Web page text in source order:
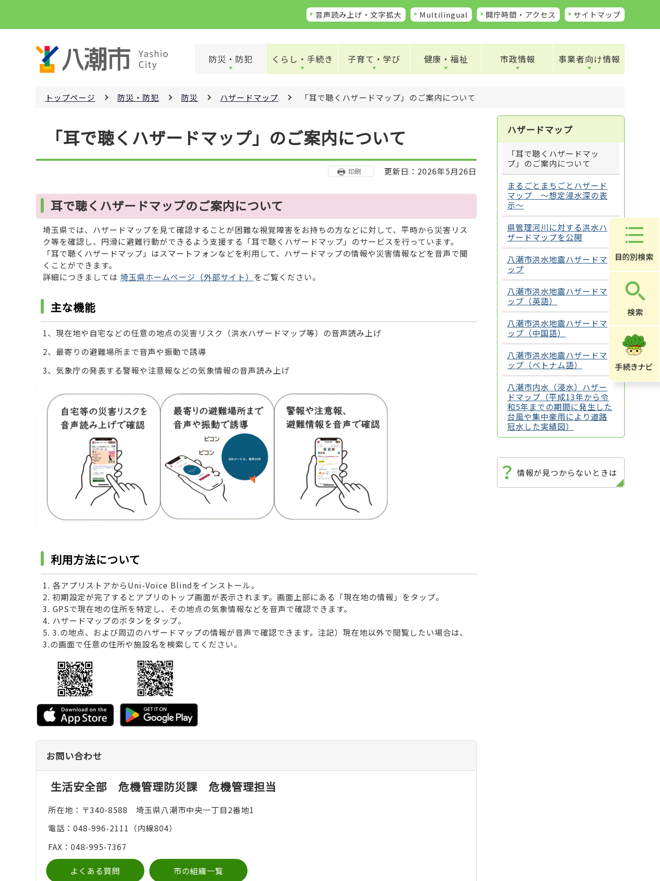
ペ
音声読み上げ・文字拡大 Multilingual 開庁時間・アクセス サイトマップ
防災・防犯 くらし・手続き 子育て・学び 健康・福祉 市政情報 事業者向け情報
トップページ 防災・防犯 防災 ハザードマップ 「耳で聴くハザードマップ」のご案内について
「耳で聴くハザードマップ」のご案内について
印刷 更新日：2026年5月26日
耳で聴くハザードマップのご案内について
埼玉県では、ハザードマップを見て確認することが困難な視覚障害をお持ちの方などに対して、平時から災害リス
ク等を確認し、円滑に避難行動ができるよう支援する「耳で聴くハザードマップ」のサービスを行っています。
「耳で聴くハザードマップ」はスマートフォンなどを利用して、ハザードマップの情報や災害情報などを音声で聞
くことができます。
詳細につきましては 埼玉県ホームページ（外部サイト） をご覧ください。
主な機能
1、現在地や自宅などの任意の地点の災害リスク（洪水ハザードマップ等）の音声読み上げ
2、最寄りの避難場所まで音声や振動で誘導
3、気象庁の発表する警報や注意報などの気象情報の音声読み上げ
利用方法について
1. 各アプリストアからUni-Voice Blindをインストール。
2. 初期設定が完了するとアプリのトップ画面が表示されます。画面上部にある「現在地の情報」をタップ。
3. GPSで現在地の住所を特定し、その地点の気象情報などを音声で確認できます。
4. ハザードマップのボタンをタップ。
5. 3.の地点、および周辺のハザードマップの情報が音声で確認できます。注記）現在地以外で閲覧したい場合は、
3.の画面で任意の住所や施設名を検索してください。
お問い合わせ
生活安全部 危機管理防災課 危機管理担当
所在地：〒340-8588 埼玉県八潮市中央一丁目2番地1
電話：048-996-2111（内線804）
FAX：048-995-7367
よくある質問 市の組織一覧
ハザードマップ
「耳で聴くハザードマッ
プ」のご案内について
まるごとまちごとハザード
マップ ～想定浸水深の表
示～
県管理河川に対する洪水ハ
ザードマップを公開
八潮市洪水地震ハザードマ
ップ
八潮市洪水地震ハザードマ
ップ（英語）
八潮市洪水地震ハザードマ
ップ（中国語）
八潮市洪水地震ハザードマ
ップ（ベトナム語）
八潮市内水（浸水）ハザー
ドマップ（平成13年から令
和5年までの期間に発生した
台風や集中豪雨により道路
冠水した実績図）
情報が見つからないときは